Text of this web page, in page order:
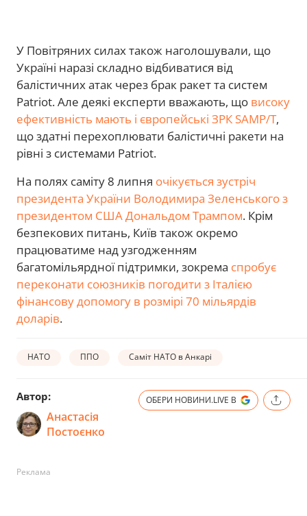
У Повітряних силах також наголошували, що
Україні наразі складно відбиватися від
балістичних атак через брак ракет та систем
Patriot. Але деякі експерти вважають, що високу
ефективність мають і європейські ЗРК SAMP/T,
що здатні перехоплювати балістичні ракети на
рівні з системами Patriot.
На полях саміту 8 липня очікується зустріч
президента України Володимира Зеленського з
президентом США Дональдом Трампом. Крім
безпекових питань, Київ також окремо
працюватиме над узгодженням
багатомільярдної підтримки, зокрема спробує
переконати союзників погодити з Італією
фінансову допомогу в розмірі 70 мільярдів
доларів.
НАТО ППО Саміт НАТО в Анкарі
Автор:
Анастасія
Постоєнко
ОБЕРИ НОВИНИ.LIVE В
Реклама